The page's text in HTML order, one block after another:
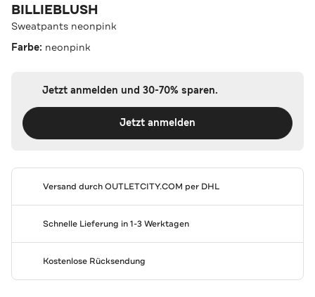
BILLIEBLUSH
Sweatpants neonpink
Farbe: neonpink
Jetzt anmelden und 30-70% sparen.
Jetzt anmelden
Versand durchOUTLETCITY.COM per DHL
Schnelle Lieferung in 1-3 Werktagen
Kostenlose Rücksendung